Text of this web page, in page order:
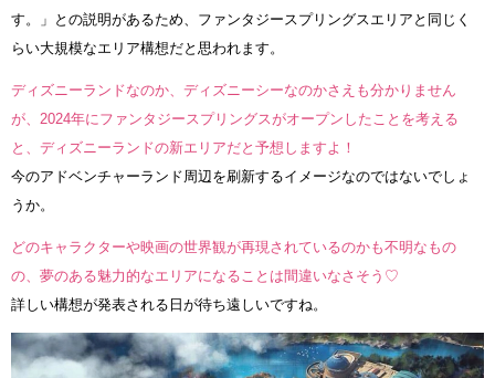
す。」との説明があるため、ファンタジースプリングスエリアと同じく
らい大規模なエリア構想だと思われます。
ディズニーランドなのか、ディズニーシーなのかさえも分かりません
が、2024年にファンタジースプリングスがオープンしたことを考える
と、ディズニーランドの新エリアだと予想しますよ！
今のアドベンチャーランド周辺を刷新するイメージなのではないでしょ
うか。
どのキャラクターや映画の世界観が再現されているのかも不明なもの
の、夢のある魅力的なエリアになることは間違いなさそう♡
詳しい構想が発表される日が待ち遠しいですね。